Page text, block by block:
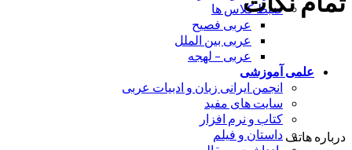
ضبط کلاس ها
عربی فصیح
عربی بین الملل
عربی – لهجه
علمی آموزشی
انجمن ایرانی زبان و ادبیات عربی
سایت های مفید
کتاب و نرم افزار
داستان و فیلم درباره هاتف